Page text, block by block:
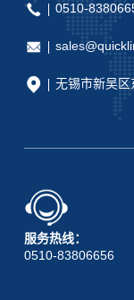
0510-
无锡市新吴
服务热线：
0510-83806656